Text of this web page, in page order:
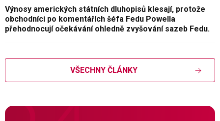
Výnosy amerických státních dluhopisů klesají, protože
obchodníci po komentářích šéfa Fedu Powella
přehodnocují očekávání ohledně zvyšování sazeb Fedu.
VŠECHNY ČLÁNKY